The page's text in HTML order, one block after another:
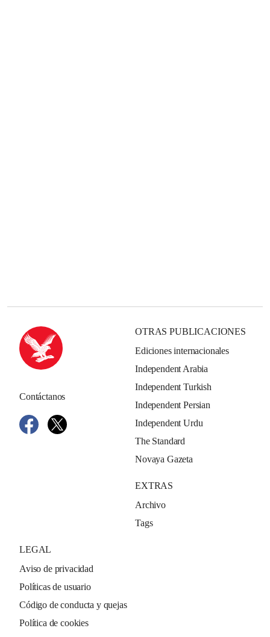
Contáctanos
OTRAS PUBLICACIONES
Ediciones internacionales
Independent Arabia
Independent Turkish
Independent Persian
Independent Urdu
The Standard
Novaya Gazeta
EXTRAS
Archivo
Tags
LEGAL
Aviso de privacidad
Políticas de usuario
Código de conducta y quejas
Política de cookies